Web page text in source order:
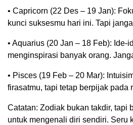
• Capricorn (22 Des – 19 Jan):
kunci suksesmu hari ini. Tapi
• Aquarius (20 Jan – 18 Feb): Ide-
menginspirasi banyak orang.
• Pisces (19 Feb – 20 Mar):
firasatmu, tapi tetap berpijak pada
Catatan: Zodiak bukan takdir, tapi
untuk mengenali diri sendiri. Seru